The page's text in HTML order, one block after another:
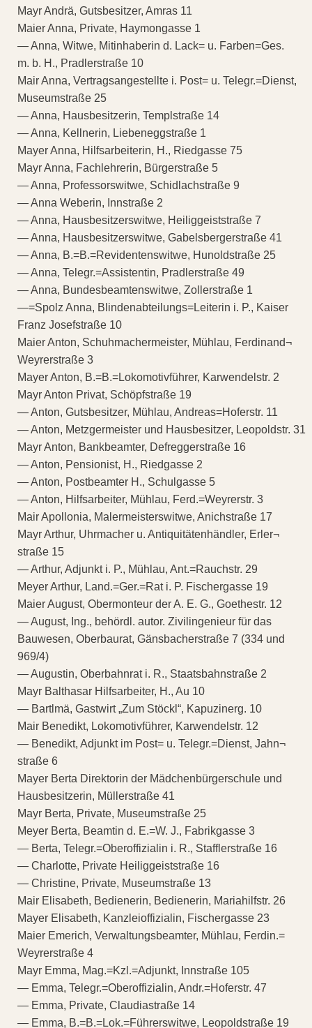
Mayr Andrä, Gutsbesitzer, Amras 11
Maier Anna, Private, Haymongasse 1
— Anna, Witwe, Mitinhaberin d. Lack= u. Farben=Ges.
m. b. H., Pradlerstraße 10
Mair Anna, Vertragsangestellte i. Post= u. Telegr.=Dienst,
Museumstraße 25
— Anna, Hausbesitzerin, Templstraße 14
— Anna, Kellnerin, Liebeneggstraße 1
Mayer Anna, Hilfsarbeiterin, H., Riedgasse 75
Mayr Anna, Fachlehrerin, Bürgerstraße 5
— Anna, Professorswitwe, Schidlachstraße 9
— Anna Weberin, Innstraße 2
— Anna, Hausbesitzerswitwe, Heiliggeiststraße 7
— Anna, Hausbesitzerswitwe, Gabelsbergerstraße 41
— Anna, B.=B.=Revidentenswitwe, Hunoldstraße 25
— Anna, Telegr.=Assistentin, Pradlerstraße 49
— Anna, Bundesbeamtenswitwe, Zollerstraße 1
—=Spolz Anna, Blindenabteilungs=Leiterin i. P., Kaiser
Franz Josefstraße 10
Maier Anton, Schuhmachermeister, Mühlau, Ferdinand¬
Weyrerstraße 3
Mayer Anton, B.=B.=Lokomotivführer, Karwendelstr. 2
Mayr Anton Privat, Schöpfstraße 19
— Anton, Gutsbesitzer, Mühlau, Andreas=Hoferstr. 11
— Anton, Metzgermeister und Hausbesitzer, Leopoldstr. 31
Mayr Anton, Bankbeamter, Defreggerstraße 16
— Anton, Pensionist, H., Riedgasse 2
— Anton, Postbeamter H., Schulgasse 5
— Anton, Hilfsarbeiter, Mühlau, Ferd.=Weyrerstr. 3
Mair Apollonia, Malermeisterswitwe, Anichstraße 17
Mayr Arthur, Uhrmacher u. Antiquitätenhändler, Erler¬
straße 15
— Arthur, Adjunkt i. P., Mühlau, Ant.=Rauchstr. 29
Meyer Arthur, Land.=Ger.=Rat i. P. Fischergasse 19
Maier August, Obermonteur der A. E. G., Goethestr. 12
— August, Ing., behördl. autor. Zivilingenieur für das
Bauwesen, Oberbaurat, Gänsbacherstraße 7 (334 und
969/4)
— Augustin, Oberbahnrat i. R., Staatsbahnstraße 2
Mayr Balthasar Hilfsarbeiter, H., Au 10
— Bartlmä, Gastwirt „Zum Stöckl“, Kapuzinerg. 10
Mair Benedikt, Lokomotivführer, Karwendelstr. 12
— Benedikt, Adjunkt im Post= u. Telegr.=Dienst, Jahn¬
straße 6
Mayer Berta Direktorin der Mädchenbürgerschule und
Hausbesitzerin, Müllerstraße 41
Mayr Berta, Private, Museumstraße 25
Meyer Berta, Beamtin d. E.=W. J., Fabrikgasse 3
— Berta, Telegr.=Oberoffizialin i. R., Stafflerstraße 16
— Charlotte, Private Heiliggeiststraße 16
— Christine, Private, Museumstraße 13
Mair Elisabeth, Bedienerin, Bedienerin, Mariahilfstr. 26
Mayer Elisabeth, Kanzleioffizialin, Fischergasse 23
Maier Emerich, Verwaltungsbeamter, Mühlau, Ferdin.=
Weyrerstraße 4
Mayr Emma, Mag.=Kzl.=Adjunkt, Innstraße 105
— Emma, Telegr.=Oberoffizialin, Andr.=Hoferstr. 47
— Emma, Private, Claudiastraße 14
— Emma, B.=B.=Lok.=Führerswitwe, Leopoldstraße 19